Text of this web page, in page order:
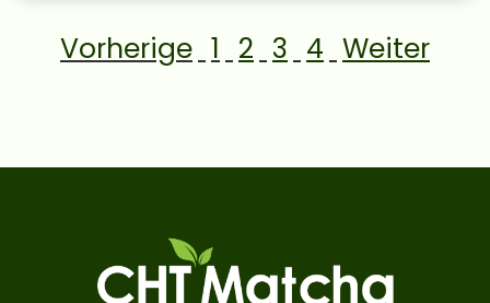
Vorherige 1 2 3 4 Weiter